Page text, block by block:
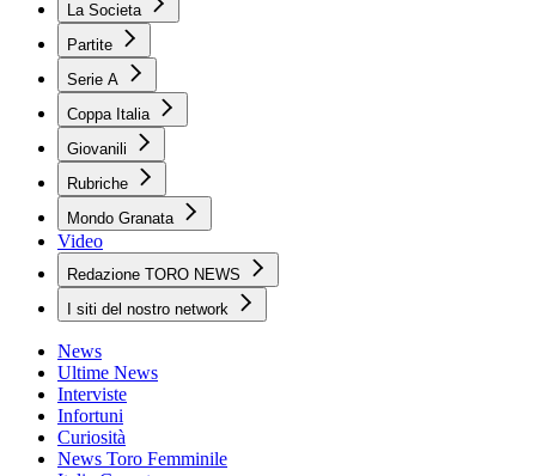
La Societa
Partite
Serie A
Coppa Italia
Giovanili
Rubriche
Mondo Granata
Video
Redazione TORO NEWS
I siti del nostro network
News
Ultime News
Interviste
Infortuni
Curiosità
News Toro Femminile